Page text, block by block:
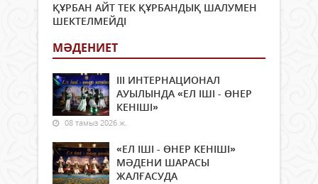
ҚҰРБАН АЙТ ТЕК ҚҰРБАНДЫҚ ШАЛУМЕН
ШЕКТЕЛМЕЙДІ
МӘДЕНИЕТ
ІІІ ИНТЕРНАЦИОНАЛ
АУЫЛЫНДА «ЕЛ ІШІ - ӨНЕР
КЕНІШІ»
08 тамыз 2026 ж.
«ЕЛ ІШІ - ӨНЕР КЕНІШІ»
МӘДЕНИ ШАРАСЫ
ЖАЛҒАСУДА